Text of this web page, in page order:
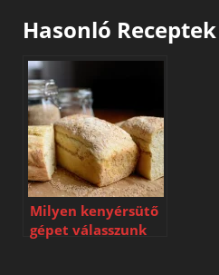
Hasonló
Milyen kenyérsütő
gépet válasszunk